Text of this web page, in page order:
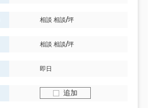
相談 相談/坪
相談 相談/坪
即日
追加